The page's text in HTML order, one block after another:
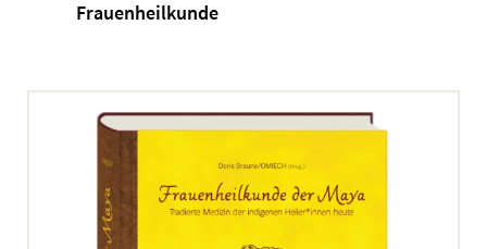
Frauenheilkunde